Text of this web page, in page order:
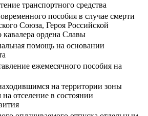
транспортного средства
пособия в случае смерти
Союза, Героя Российской
ордена Славы
помощь на основании
ежемесячного пособия на
на территории зоны
отселение в состоянии